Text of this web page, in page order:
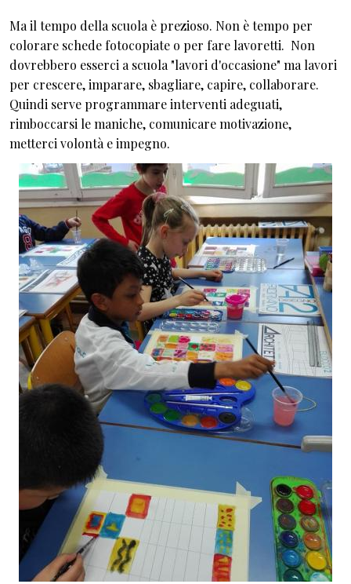
Ma il tempo della scuola è prezioso. Non è tempo per
colorare schede fotocopiate o per fare lavoretti. Non
dovrebbero esserci a scuola "lavori d'occasione" ma lavori
per crescere, imparare, sbagliare, capire, collaborare.
Quindi serve programmare interventi adeguati,
rimboccarsi le maniche, comunicare motivazione,
metterci volontà e impegno.